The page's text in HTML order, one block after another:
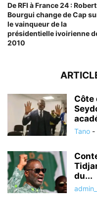
De RFI à France 24 : Robert
Bourgui change de Cap
le vainqueur de la
présidentielle ivoirienne
2010
Côte
Tano -
du...